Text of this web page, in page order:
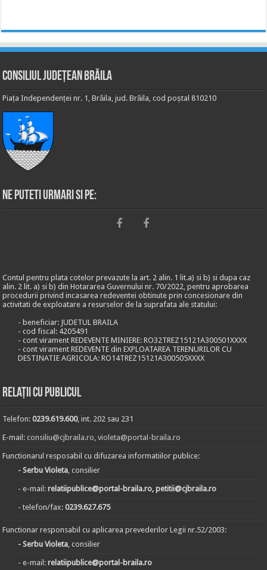
Consiliul Județean Brăila
Piața Independenței nr. 1, Brăila, jud. Brăila, cod poștal 810210
Ne puteti urmari si pe:
Contul pentru plata cotelor prevazute la art. 2 alin. 1 lit.a) si b) si dupa caz
alin. 2 lit. a) si b) din Hotararea Guvernului nr. 70/2022, pentru aprobarea
procedurii privind incasarea redeventei obtinute prin concesionare din
activitati de exploatare a resurselor de la suprafata ale statului:
- beneficiar: JUDETUL BRAILA
- cod fiscal: 4205491
- cont virament REDEVENTE MINIERE: RO32TREZ15121A300501XXXX
- cont virament REDEVENTE din EXPLOATAREA TERENURILOR CU
DESTINATIE AGRICOLA: RO14TREZ15121A300505XXXX
Relații cu publicul
Telefon:0239.619.600, int. 202 sau 231
E-mail:consiliu@cjbraila.ro,violeta@portal-braila.ro
Functionarul resposabil cu difuzarea informatiilor publice:
- Serbu Violeta, consilier
- e-mail:relatiipublice@portal-braila.ro, petitii@cjbraila.ro
- telefon/fax:0239.627.675
Functionar responsabil cu aplicarea prevederilor Legii nr.52/2003:
- Serbu Violeta, consilier
- e-mail:relatiipublice@portal-braila.ro